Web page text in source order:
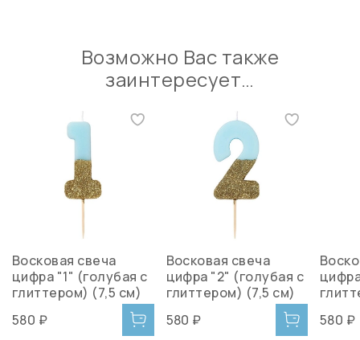
Возможно Вас также
заинтересует…
Восковая свеча
цифра "1" (голубая с
глиттером) (7,5 см)
580 ₽
Восковая свеча
цифра "2" (голубая с
глиттером) (7,5 см)
580 ₽
580 ₽